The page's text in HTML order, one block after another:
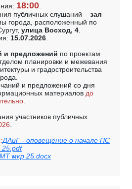
18:00.
публичных слушаний – зал
города, расположенный по
улица Восход, 4.
15.07.2026.
и предложений по проектам
планировки и межевания
и градостроительства
и предложений со дня
материалов до
.
участников публичных
.
ДАиГ - оповещение о начале ПС
25.pdf
мкр 25.docx